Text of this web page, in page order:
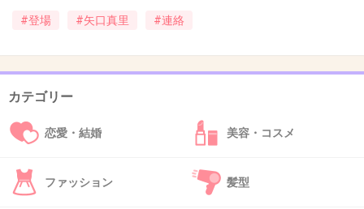
40. 匿名2013/09/11(水) 15:58:03
圭ちゃんのメイクがいつも濃過ぎ。
何だか暑苦しい
41. 匿名
#登場 #矢口真里 #連絡
カテゴリー
恋愛・結婚 美容・コスメ
ファッション 髪型